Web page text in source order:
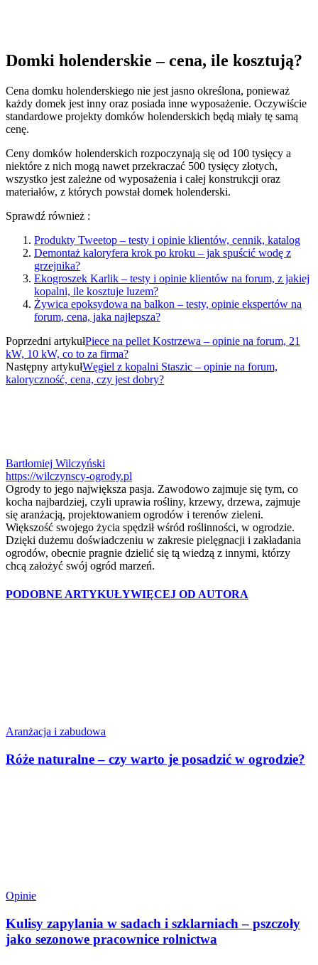
Domki holenderskie – cena, ile kosztują?
Cena domku holenderskiego nie jest jasno określona, ponieważ
każdy domek jest inny oraz posiada inne wyposażenie. Oczywiście
standardowe projekty domków holenderskich będą miały tę samą
cenę.
Ceny domków holenderskich rozpoczynają się od 100 tysięcy a
niektóre z nich mogą nawet przekraczać 500 tysięcy złotych,
wszystko jest zależne od wyposażenia i całej konstrukcji oraz
materiałów, z których powstał domek holenderski.
Sprawdź również :
Produkty Tweetop – testy i opinie klientów, cennik, katalog
Demontaż kaloryfera krok po kroku – jak spuścić wodę z
grzejnika?
Ekogroszek Karlik – testy i opinie klientów na forum, z jakiej
kopalni, ile kosztuje luzem?
Żywica epoksydowa na balkon – testy, opinie ekspertów na
forum, cena, jaka najlepsza?
Poprzedni artykułPiece na pellet Kostrzewa – opinie na forum, 21
kW, 10 kW, co to za firma?
Następny artykułWęgiel z kopalni Staszic – opinie na forum,
kaloryczność, cena, czy jest dobry?
Bartłomiej Wilczyński
https://wilczynscy-ogrody.pl
Ogrody to jego największa pasja. Zawodowo zajmuje się tym, co
kocha najbardziej, czyli uprawia rośliny, krzewy, drzewa, zajmuje
się aranżacją, projektowaniem ogrodów i terenów zieleni.
Większość swojego życia spędził wśród roślinności, w ogrodzie.
Dzięki dużemu doświadczeniu w zakresie pielęgnacji i zakładania
ogrodów, obecnie pragnie dzielić się tą wiedzą z innymi, którzy
chcą założyć swój ogród marzeń.
PODOBNE ARTYKUŁYWIĘCEJ OD AUTORA
Aranżacja i zabudowa
Róże naturalne – czy warto je posadzić w ogrodzie?
Opinie
Kulisy zapylania w sadach i szklarniach – pszczoły
jako sezonowe pracownice rolnictwa